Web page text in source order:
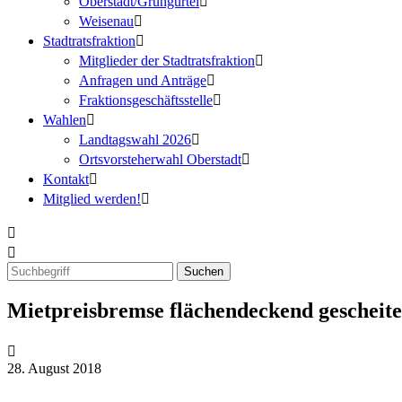
Weisenau
Stadtratsfraktion
Mitglieder der Stadtratsfraktion
Anfragen und Anträge
Fraktionsgeschäftsstelle
Wahlen
Landtagswahl 2026
Ortsvorsteherwahl Oberstadt
Kontakt
Mitglied werden!
Mietpreisbremse flächendeckend
28. August 2018